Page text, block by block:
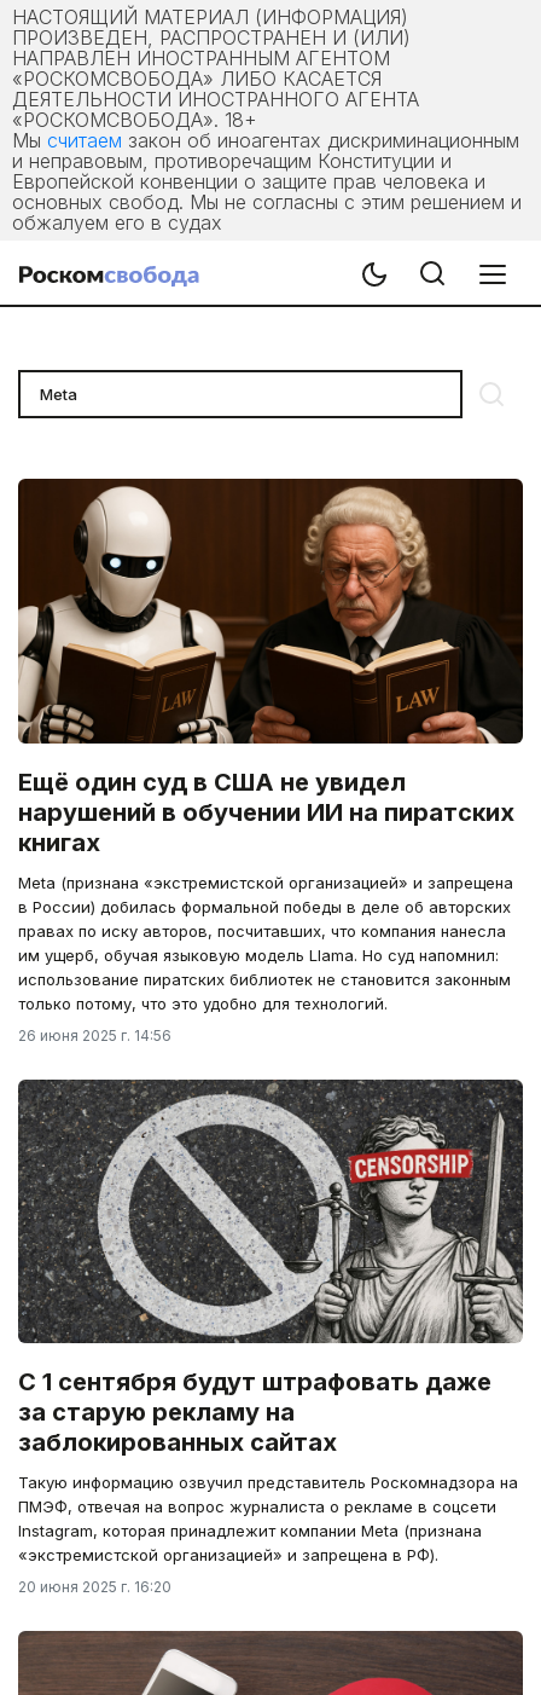
НАСТОЯЩИЙ МАТЕРИАЛ (ИНФОРМАЦИЯ)
ПРОИЗВЕДЕН, РАСПРОСТРАНЕН И (ИЛИ)
НАПРАВЛЕН ИНОСТРАННЫМ АГЕНТОМ
«РОСКОМСВОБОДА» ЛИБО КАСАЕТСЯ
ДЕЯТЕЛЬНОСТИ ИНОСТРАННОГО АГЕНТА
«РОСКОМСВОБОДА». 18+
Мы считаем закон об иноагентах дискриминационным
и неправовым, противоречащим Конституции и
Европейской конвенции о защите прав человека и
основных свобод. Мы не согласны с этим решением и
обжалуем его в судах
Ещё один суд в США не увидел
нарушений в обучении ИИ на пиратских
книгах
Meta (признана «экстремистской организацией» и запрещена
в России) добилась формальной победы в деле об авторских
правах по иску авторов, посчитавших, что компания нанесла
им ущерб, обучая языковую модель Llama. Но суд напомнил:
использование пиратских библиотек не становится законным
только потому, что это удобно для технологий.
26 июня 2025 г. 14:56
С 1 сентября будут штрафовать даже
за старую рекламу на
заблокированных сайтах
Такую информацию озвучил представитель Роскомнадзора на
ПМЭФ, отвечая на вопрос журналиста о рекламе в соцсети
Instagram, которая принадлежит компании Meta (признана
«экстремистской организацией» и запрещена в РФ).
20 июня 2025 г. 16:20